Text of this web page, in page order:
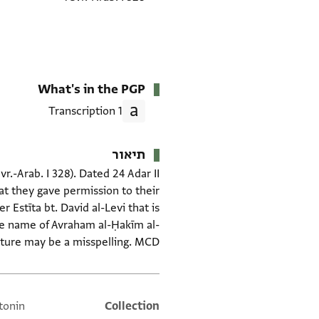
What's in the PGP
1 Transcription
תיאור
Arab. I 328). Dated 24 Adar II
they gave permission to their
Estīta bt. David al-Levi that is
name of Avraham al-Ḥakīm al-
may be a misspelling. MCD.
Additional metadata
Collection